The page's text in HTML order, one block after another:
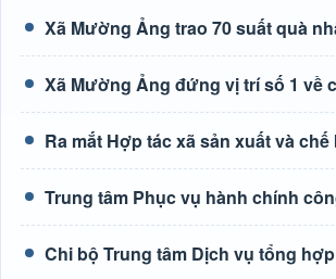
Xã Mường Ảng trao 70 suất quà
Xã Mường Ảng đứng vị trí số 1 về
Ra mắt Hợp tác xã sản xuất và
Trung tâm Phục vụ hành chính
Chi bộ Trung tâm Dịch vụ tổng